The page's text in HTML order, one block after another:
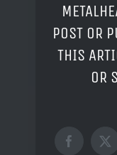
POST OR
THIS
OR
Facebook
X